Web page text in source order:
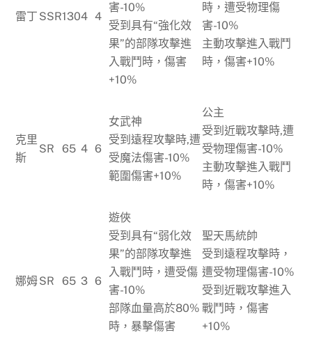
雷丁 SSR1304 4
害-10%
受到具有“強化效
果”的部隊攻擊進
入戰鬥時，傷害
+10%
時，遭受物理傷
害-10%
主動攻擊進入戰鬥
時，傷害+10%
克里
斯
SR 65 4 6
女武神
受到遠程攻擊時,遭
受魔法傷害-10%
範圍傷害+10%
公主
受到近戰攻擊時,遭
受物理傷害-10%
主動攻擊進入戰鬥
時，傷害+10%
娜姆SR 65 3 6
遊俠
受到具有“弱化效
果”的部隊攻擊進
入戰鬥時，遭受傷
害-10%
部隊血量高於80%
時，暴擊傷害
聖天馬統帥
受到遠程攻擊時，
遭受物理傷害-10%
受到近戰攻擊進入
戰鬥時，傷害
+10%